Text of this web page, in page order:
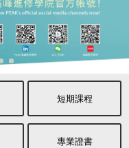
短期課程
專業證書